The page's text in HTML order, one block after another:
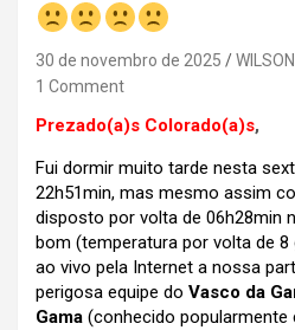
30 de novembro de 2025
1 Comment
Prezado(a)s Colorado(a)s,
Fui dormir muito tarde nesta
22h51min, mas mesmo assim
disposto por volta de 06h28min
bom (temperatura por volta de 8
ao vivo pela Internet a nossa
perigosa equipe do Vasco da
Gama (conhecido popularmente